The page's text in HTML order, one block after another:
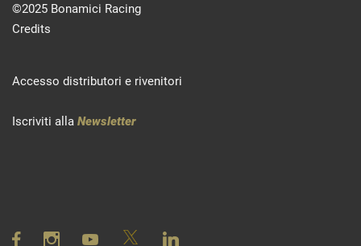
©2025 Bonamici Racing
Credits
Accesso distributori e rivenitori
Iscriviti alla Newsletter